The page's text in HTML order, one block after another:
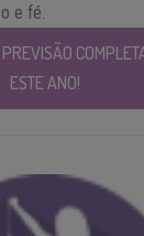
e fé.
ESTE ANO!